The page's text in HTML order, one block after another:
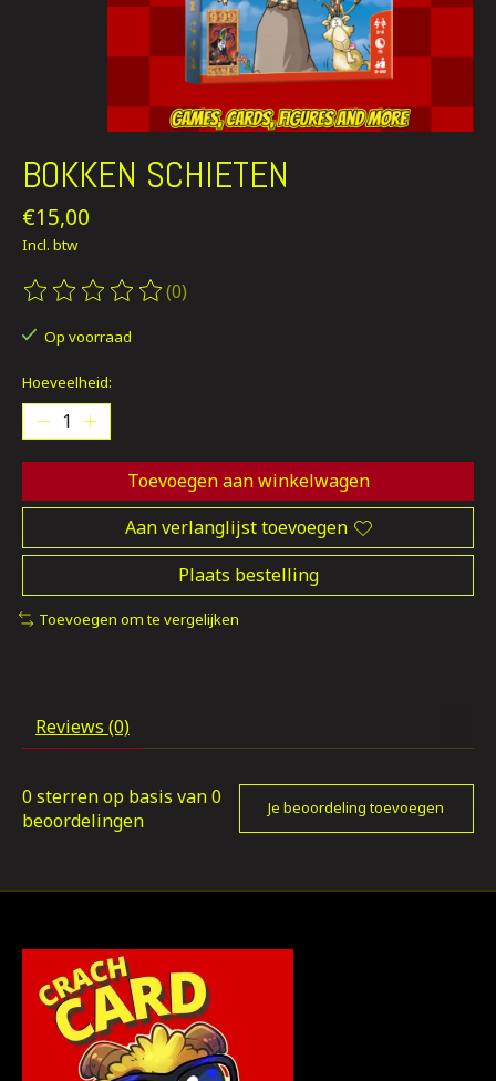
BOKKEN SCHIETEN
€15,00
Incl. btw
De beoordeling van dit product is
(0)
Op voorraad
Hoeveelheid:
Toevoegen aan winkelwagen
Aan verlanglijst toevoegen
Plaats bestelling
Toevoegen om te vergelijken
Reviews (0)
0 sterren op basis van0
beoordelingen
Je beoordeling toevoegen